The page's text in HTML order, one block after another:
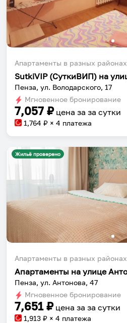
Апартаменты в разных районах
Пенза, ул. Володарского, 17
Мгновенное бронирование
7,057 ₽ цена за за сутки
1,764 ₽ × 4 платежа
Жильё проверено
Апартаменты в разных районах
Апартаменты на улице
Пенза, ул. Антонова, 47
Мгновенное бронирование
7,651₽ цена за за сутки
1,913 ₽ × 4 платежа